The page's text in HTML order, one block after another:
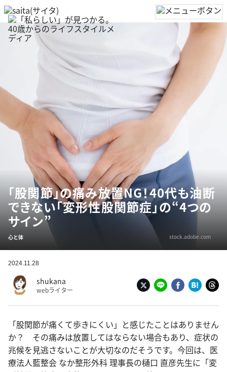
「股関節」の痛み放置NG！40代も油断
できない「変形性股関節症」の“4つの
サイン”
心と体 stock.adobe.com
2024.11.28
shukana
webライター
「股関節が痛くて歩きにくい」と感じたことはありません
か？ その痛みは放置してはならない場合もあり、症状の
兆候を見逃さないことが大切なのだそうです。今回は、医
療法人藍整会 なか整形外科 理事長の樋口 直彦先生に「変